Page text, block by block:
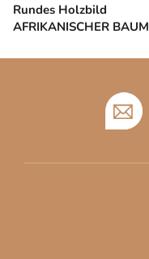
Rundes Holzbild
AFRIKANISCHER BAUM